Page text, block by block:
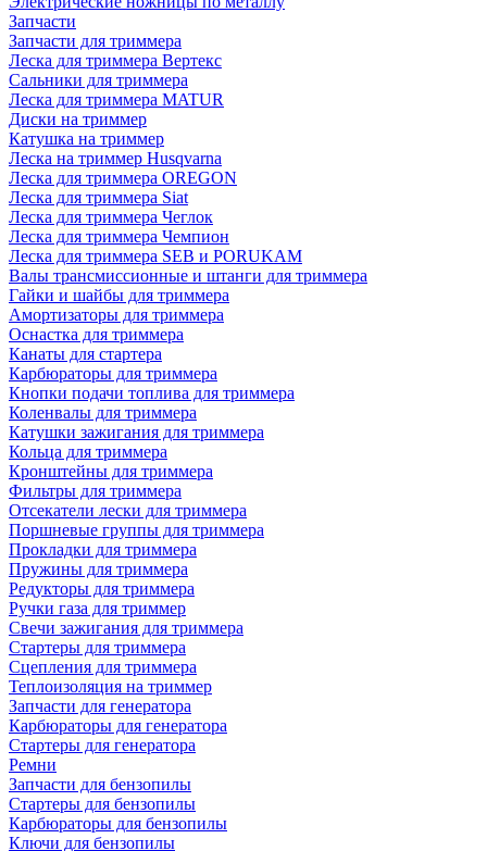
Запчасти
Запчасти для триммера
Леска для триммера Вертекс
Сальники для триммера
Леска для триммера MATUR
Диски на триммер
Катушка на триммер
Леска на триммер Husqvarna
Леска для триммера OREGON
Леска для триммера Siat
Леска для триммера Чеглок
Леска для триммера Чемпион
Леска для триммера SEB и PORUKAM
Валы трансмиссионные и штанги для триммера
Гайки и шайбы для триммера
Амортизаторы для триммера
Оснастка для триммера
Канаты для стартера
Карбюраторы для триммера
Кнопки подачи топлива для триммера
Коленвалы для триммера
Катушки зажигания для триммера
Кольца для триммера
Кронштейны для триммера
Фильтры для триммера
Отсекатели лески для триммера
Поршневые группы для триммера
Прокладки для триммера
Пружины для триммера
Редукторы для триммера
Ручки газа для триммер
Свечи зажигания для триммера
Стартеры для триммера
Сцепления для триммера
Теплоизоляция на триммер
Запчасти для генератора
Карбюраторы для генератора
Стартеры для генератора
Ремни
Запчасти для бензопилы
Стартеры для бензопилы
Карбюраторы для бензопилы
Ключи для бензопилы